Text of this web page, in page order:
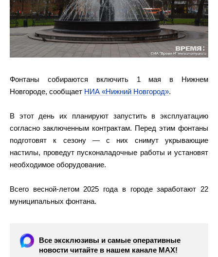
Фонтаны собираются включить 1 мая в Нижнем
Новгороде, сообщает НИА «Нижний Новгород».
В этот день их планируют запустить в эксплуатацию
согласно заключенным контрактам. Перед этим фонтаны
подготовят к сезону — с них снимут укрывающие
настилы, проведут пусконаладочные работы и установят
необходимое оборудование.
Всего весной-летом 2025 года в городе заработают 22
муниципальных фонтана.
Все эксклюзивы и самые оперативные
новости читайте в нашем канале МАХ!